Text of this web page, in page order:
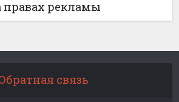
правах рекламы
связь